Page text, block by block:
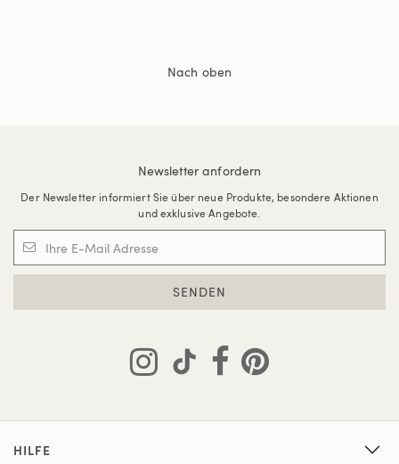
Nach oben
Newsletter anfordern
Der Newsletter informiert Sie über neue Produkte, besondere Aktionen
und exklusive Angebote.
SENDEN
HILFE